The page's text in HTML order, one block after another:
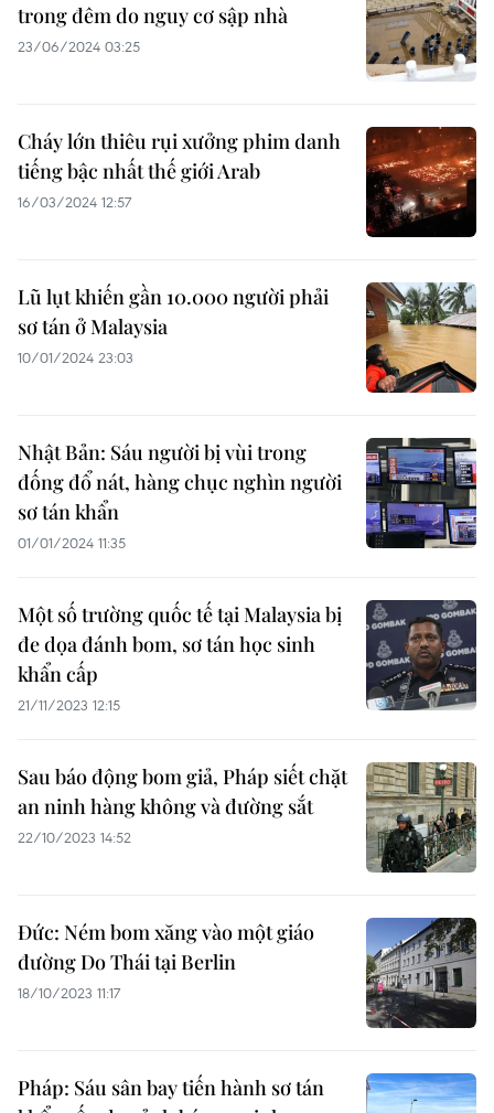
trong đêm do nguy cơ sập nhà
23/06/2024 03:25
Cháy lớn thiêu rụi xưởng phim danh
tiếng bậc nhất thế giới Arab
16/03/2024 12:57
Lũ lụt khiến gần 10.000 người phải
sơ tán ở Malaysia
10/01/2024 23:03
Nhật Bản: Sáu người bị vùi trong
đống đổ nát, hàng chục nghìn người
sơ tán khẩn
01/01/2024 11:35
Một số trường quốc tế tại Malaysia bị
đe dọa đánh bom, sơ tán học sinh
khẩn cấp
21/11/2023 12:15
Sau báo động bom giả, Pháp siết chặt
an ninh hàng không và đường sắt
22/10/2023 14:52
Đức: Ném bom xăng vào một giáo
đường Do Thái tại Berlin
18/10/2023 11:17
Pháp: Sáu sân bay tiến hành sơ tán